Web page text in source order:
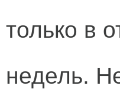
только в
недель.